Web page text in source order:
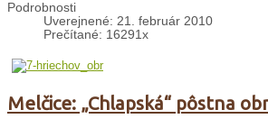
Podrobnosti
Uverejnené: 21. február 2010
Prečítané: 16291x
Melčice: „Chlapská“ pôstna